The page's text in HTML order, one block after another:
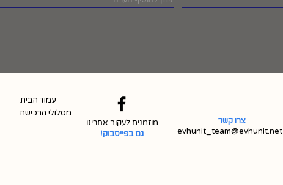
עמוד הבית
מסלולי הרכישה
מוזמנים לעקוב אחרינו
גם בפייסבוק!
צרו קשר
evhunit_team@evhunit.net